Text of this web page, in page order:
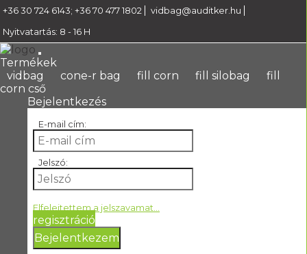
+36 30 724 6143; +36 70 477 1802 vidbag@auditker.hu
Nyitvatartás: 8 - 16 H
Termékek
vidbag
cone-r bag fill corn fill silobag
fill
corn cső
Bejelentkezés
E-mail cím:
Jelszó:
Elfelejtettem a jelszavamat...
regisztráció
Bejelentkezem